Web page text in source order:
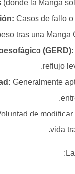
(donde la Manga
Casos de fallo
peso tras una Manga
reflujo
Generalmente
de
vida